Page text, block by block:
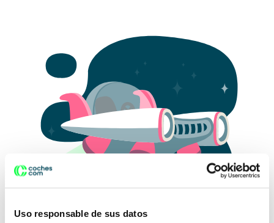
Uso responsable de sus datos